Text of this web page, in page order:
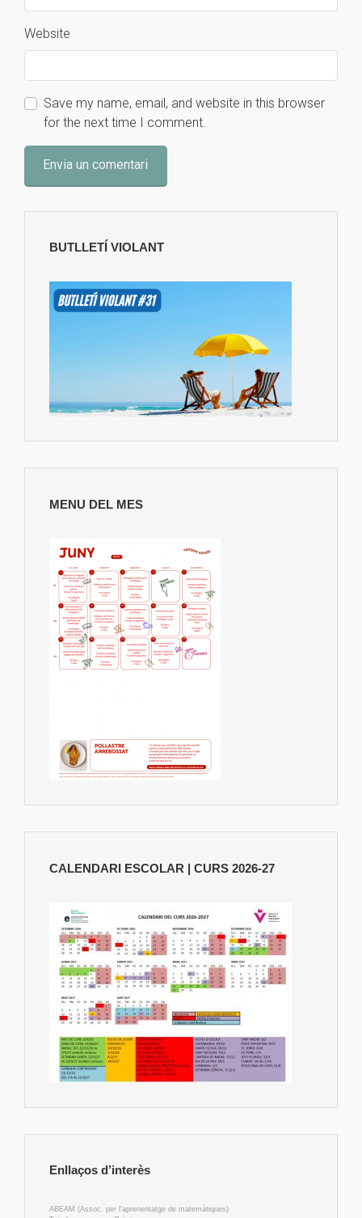
Website
Save my name, email, and website in this browser
for the next time I comment.
BUTLLETÍ VIOLANT
MENU DEL MES
CALENDARI ESCOLAR | CURS 2026-27
Enllaços d’interès
ABEAM (Assoc. per l'aprenentatge de matemàtiques)